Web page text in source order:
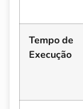
Tempo de
Execução